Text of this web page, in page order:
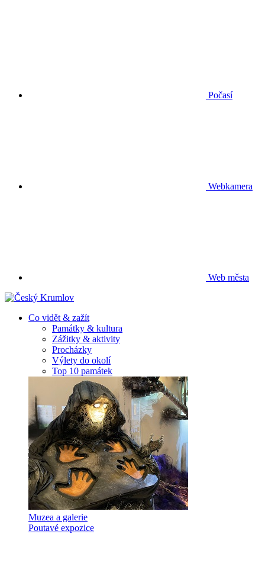
Počasí
Webkamera
Web města
Co vidět & zažít
Památky & kultura
Zážitky & aktivity
Procházky
Výlety do okolí
Top 10 památek
Muzea a galerie
Poutavé expozice